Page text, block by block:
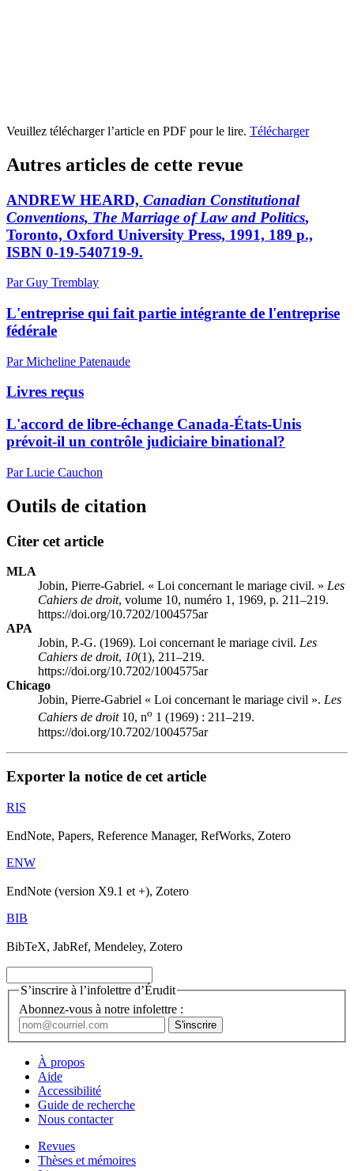
Veuillez télécharger l’article en PDF pour le lire. Télécharger
Autres articles de cette revue
ANDREW HEARD, Canadian Constitutional
Conventions, The Marriage of Law and Politics,
Toronto, Oxford University Press, 1991, 189 p.,
ISBN 0-19-540719-9.
Par Guy Tremblay
L'entreprise qui fait partie intégrante de l'entreprise
fédérale
Par Micheline Patenaude
Livres reçus
L'accord de libre-échange Canada-États-Unis
prévoit-il un contrôle judiciaire binational?
Par Lucie Cauchon
Outils de citation
Citer cet article
MLA
Jobin, Pierre-Gabriel. « Loi concernant le mariage civil. » Les
Cahiers de droit, volume 10, numéro 1, 1969, p. 211–219.
https://doi.org/10.7202/1004575ar
APA
Jobin, P.-G. (1969). Loi concernant le mariage civil. Les
Cahiers de droit, 10(1), 211–219.
https://doi.org/10.7202/1004575ar
Chicago
Jobin, Pierre-Gabriel « Loi concernant le mariage civil ». Les
Cahiers de droit10, no 1 (1969) : 211–219.
https://doi.org/10.7202/1004575ar
Exporter la notice de cet article
RIS
EndNote, Papers, Reference Manager, RefWorks, Zotero
ENW
EndNote (version X9.1 et +), Zotero
BIB
BibTeX, JabRef, Mendeley, Zotero
S’inscrire à l’infolettre d’Érudit
Abonnez-vous à notre infolettre :
À propos
Aide
Accessibilité
Guide de recherche
Nous contacter
Revues
Thèses et mémoires